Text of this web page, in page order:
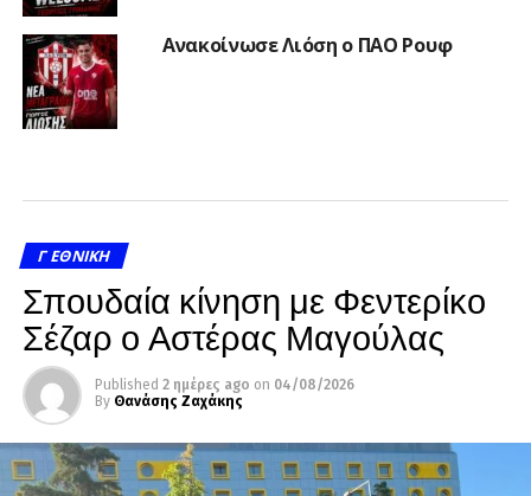
Ανακοίνωσε Λιόση ο ΠΑΟ Ρουφ
Γ ΕΘΝΙΚΉ
Σπουδαία κίνηση με Φεντερίκο
Σέζαρ ο Αστέρας Μαγούλας
Published 2 ημέρες ago on 04/08/2026
By Θανάσης Ζαχάκης